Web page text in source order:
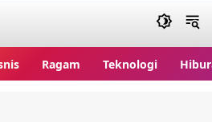
Ragam Teknologi